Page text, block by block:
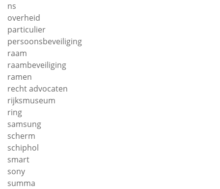
ns
overheid
particulier
persoonsbeveiliging
raam
raambeveiliging
ramen
recht advocaten
rijksmuseum
ring
samsung
scherm
schiphol
smart
sony
summa